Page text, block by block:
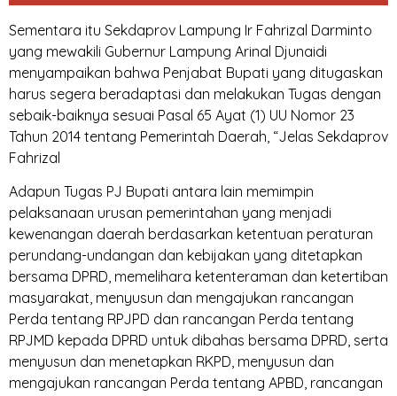
Sementara itu Sekdaprov Lampung Ir Fahrizal Darminto
yang mewakili Gubernur Lampung Arinal Djunaidi
menyampaikan bahwa Penjabat Bupati yang ditugaskan
harus segera beradaptasi dan melakukan Tugas dengan
sebaik-baiknya sesuai Pasal 65 Ayat (1) UU Nomor 23
Tahun 2014 tentang Pemerintah Daerah, “Jelas Sekdaprov
Fahrizal
Adapun Tugas PJ Bupati antara lain memimpin
pelaksanaan urusan pemerintahan yang menjadi
kewenangan daerah berdasarkan ketentuan peraturan
perundang-undangan dan kebijakan yang ditetapkan
bersama DPRD, memelihara ketenteraman dan ketertiban
masyarakat, menyusun dan mengajukan rancangan
Perda tentang RPJPD dan rancangan Perda tentang
RPJMD kepada DPRD untuk dibahas bersama DPRD, serta
menyusun dan menetapkan RKPD, menyusun dan
mengajukan rancangan Perda tentang APBD, rancangan